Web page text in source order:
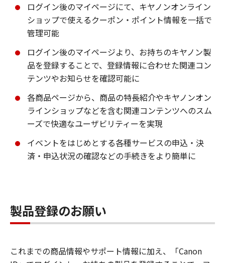
ログイン後のマイページにて、キヤノンオンライン
ショップで使えるクーポン・ポイント情報を一括で
管理可能
ログイン後のマイページより、お持ちのキヤノン製
品を登録することで、登録情報に合わせた関連コン
テンツやお知らせを確認可能に
各商品ページから、商品の特長紹介やキヤノンオン
ラインショップなどを含む関連コンテンツへのスム
ーズで快適なユーザビリティーを実現
イベントをはじめとする各種サービスの申込・決
済・申込状況の確認などの手続きをより簡単に
製品登録のお願い
これまでの商品情報やサポート情報に加え、「Canon